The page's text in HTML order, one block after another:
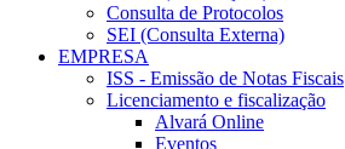
Consulta de Protocolos
SEI (Consulta Externa)
EMPRESA
ISS - Emissão de Notas Fiscais
Licenciamento e fiscalização
Alvará Online
Eventos